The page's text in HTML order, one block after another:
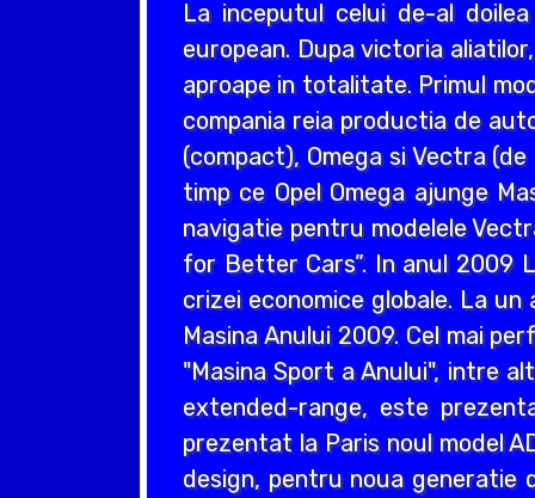
La inceputul celui de-al
european. Dupa victoria
aproape in totalitate. Primul
compania reia productia de
(compact), Omega si Vectra
timp ce Opel Omega ajunge
navigatie pentru modelele
for Better Cars”. In anul 2009
crizei economice globale. La
Masina Anului 2009. Cel mai
"Masina Sport a Anului", intre
extended-range, este
prezentat la Paris noul model
design, pentru noua generatie